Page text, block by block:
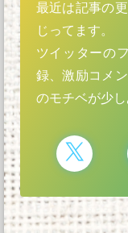
最近は記事の
じってます。
ツイッターの
録、激励コメ
のモチベが少し